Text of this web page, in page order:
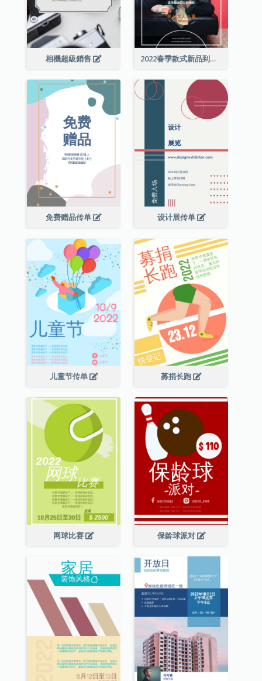
相機超級銷售 2022春季款式新品到店宣传单张
免费赠品传单 设计展传单
儿童节传单 募捐长跑
网球比赛 保龄球派对